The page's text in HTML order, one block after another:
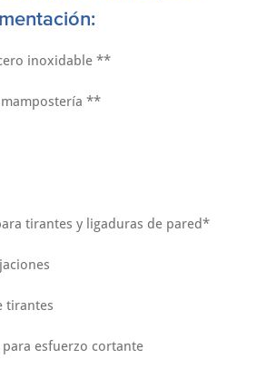
inoxidable **
**
tirantes y ligaduras de pared*
tirantes
para esfuerzo cortante